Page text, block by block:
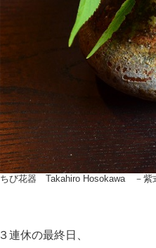
ちび花器 Takahiro Hosokawa －紫
３連休の最終日、